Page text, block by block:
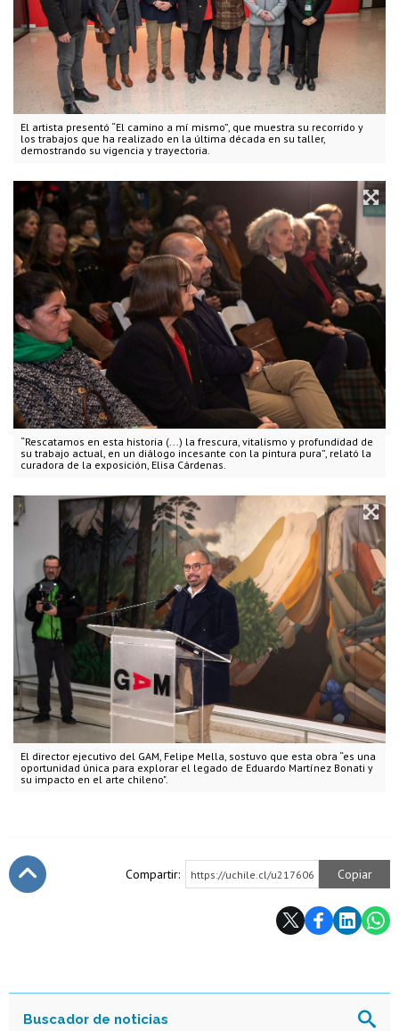
El artista presentó “El camino a mí mismo”, que muestra su recorrido y
los trabajos que ha realizado en la última década en su taller,
demostrando su vigencia y trayectoria.
“Rescatamos en esta historia (...) la frescura, vitalismo y profundidad de
su trabajo actual, en un diálogo incesante con la pintura pura”, relató la
curadora de la exposición, Elisa Cárdenas.
El director ejecutivo del GAM, Felipe Mella, sostuvo que esta obra “es una
oportunidad única para explorar el legado de Eduardo Martínez Bonati y
su impacto en el arte chileno".
Compartir: https://uchile.cl/u217606 Copiar